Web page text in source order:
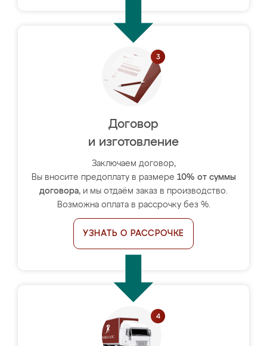
Договор
и изготовление
Заключаем договор,
Вы вносите предоплату в размере 10% от суммы
договора, и мы отдаём заказ в производство.
Возможна оплата в рассрочку без %.
УЗНАТЬ О РАССРОЧКЕ